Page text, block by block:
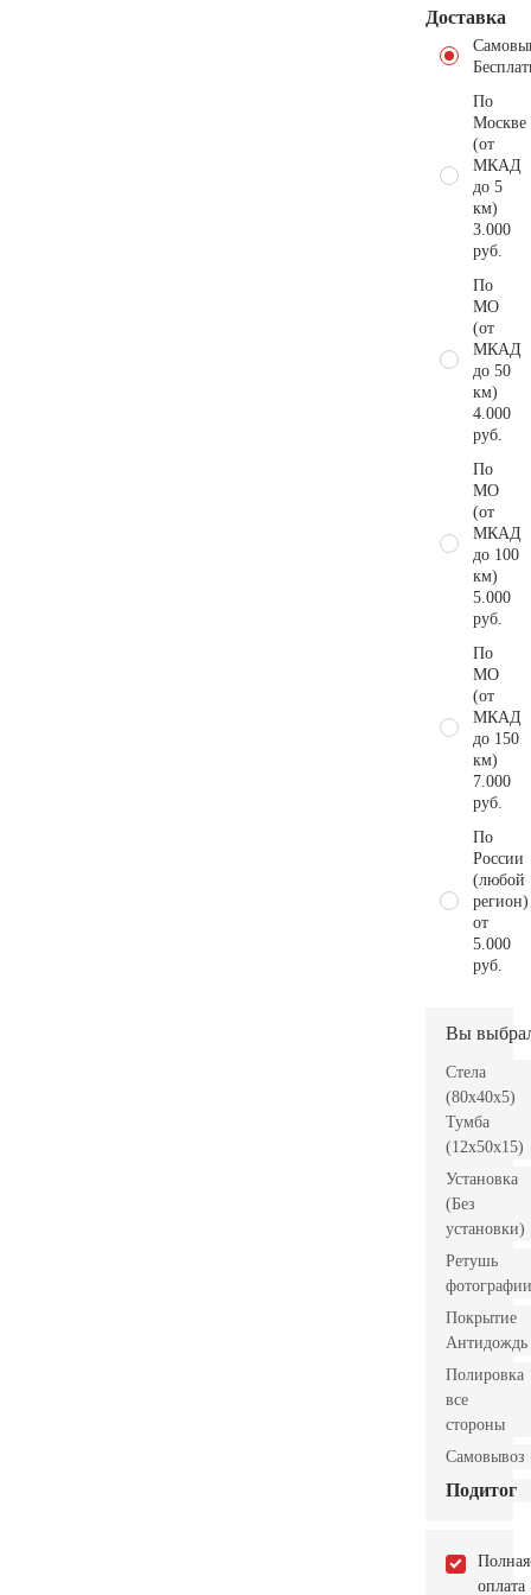
Доставка
По
Москве
(от
МКАД
до 5
км)
3.000
руб.
По
МО
(от
МКАД
до 50
км)
4.000
руб.
По
МО
(от
МКАД
до 100
км)
5.000
руб.
По
МО
(от
МКАД
до 150
км)
7.000
руб.
По
России
(любой
регион)
от
5.000
руб.
Вы
Стела
(80x40x5)
Тумба
(12x50x15)
Установка
(Без
установки)
Ретушь
фотографии
Покрытие
Антидождь
Полировка
все
стороны
Самовывоз
Подитог
Полная
оплата